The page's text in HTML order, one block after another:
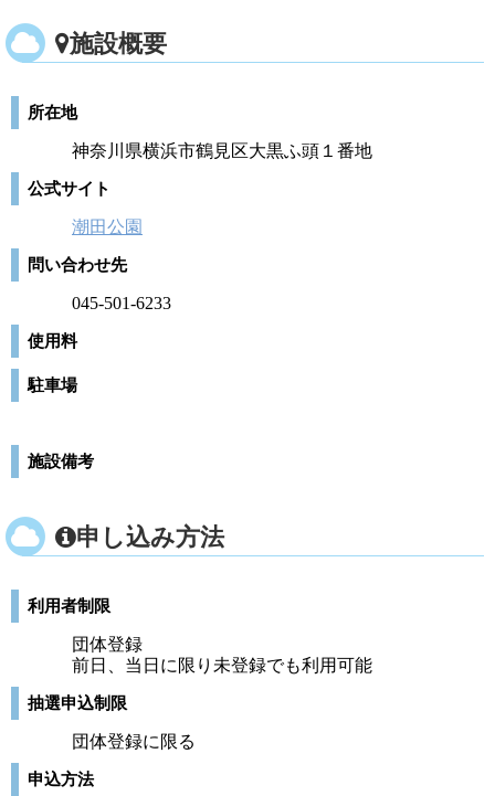
施設概要
所在地
神奈川県横浜市鶴見区大黒ふ頭１番地
公式サイト
潮田公園
問い合わせ先
045-501-6233
使用料
駐車場
施設備考
申し込み方法
利用者制限
団体登録
前日、当日に限り未登録でも利用可能
抽選申込制限
団体登録に限る
申込方法